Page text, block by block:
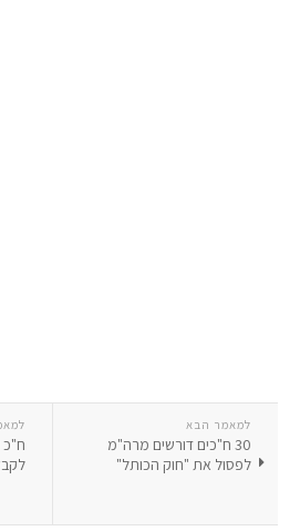
ח"כ
למאמר הבא
30 ח"כים דורשים מרה"מ
לפסול את "חוק הכותל"